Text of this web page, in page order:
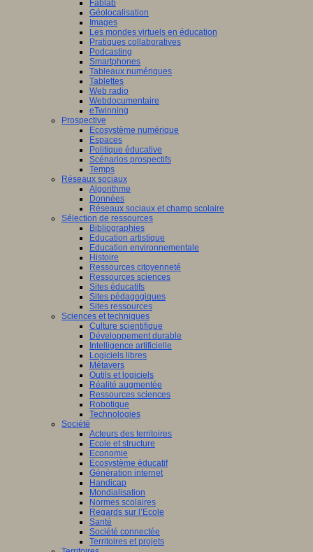
Fablab
Géolocalisation
Images
Les mondes virtuels en éducation
Pratiques collaboratives
Podcasting
Smartphones
Tableaux numériques
Tablettes
Web radio
Webdocumentaire
eTwinning
Prospective
Ecosystème numérique
Espaces
Politique éducative
Scénarios prospectifs
Temps
Réseaux sociaux
Algorithme
Données
Réseaux sociaux et champ scolaire
Sélection de ressources
Bibliographies
Education artistique
Education environnementale
Histoire
Ressources citoyenneté
Ressources sciences
Sites éducatifs
Sites pédagogiques
Sites ressources
Sciences et techniques
Culture scientifique
Développement durable
Intelligence artificielle
Logiciels libres
Métavers
Outils et logiciels
Réalité augmentée
Ressources sciences
Robotique
Technologies
Société
Acteurs des territoires
Ecole et structure
Economie
Ecosystème éducatif
Génération internet
Handicap
Mondialisation
Normes scolaires
Regards sur l’Ecole
Santé
Société connectée
Territoires et projets